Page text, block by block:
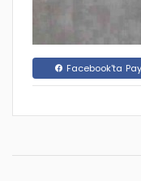
Facebook'ta